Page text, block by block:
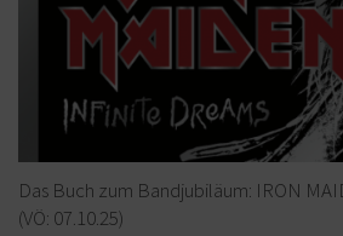
Das Buch zum Bandjubiläum: IRON
(VÖ: 07.10.25)